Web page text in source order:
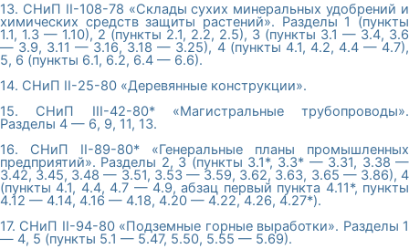
13. СНиП II-108-78 «Склады сухих минеральных удобрений и
химических средств защиты растений». Разделы 1 (пункты
1.1, 1.3 — 1.10), 2 (пункты 2.1, 2.2, 2.5), 3 (пункты 3.1 — 3.4, 3.6
— 3.9, 3.11 — 3.16, 3.18 — 3.25), 4 (пункты 4.1, 4.2, 4.4 — 4.7),
5, 6 (пункты 6.1, 6.2, 6.4 — 6.6).
14. СНиП II-25-80 «Деревянные конструкции».
15. СНиП III-42-80* «Магистральные трубопроводы».
Разделы 4 — 6, 9, 11, 13.
16. СНиП II-89-80* «Генеральные планы промышленных
предприятий». Разделы 2, 3 (пункты 3.1*, 3.3* — 3.31, 3.38 —
3.42, 3.45, 3.48 — 3.51, 3.53 — 3.59, 3.62, 3.63, 3.65 — 3.86), 4
(пункты 4.1, 4.4, 4.7 — 4.9, абзац первый пункта 4.11*, пункты
4.12 — 4.14, 4.16 — 4.18, 4.20 — 4.22, 4.26, 4.27*).
17. СНиП II-94-80 «Подземные горные выработки». Разделы 1
— 4, 5 (пункты 5.1 — 5.47, 5.50, 5.55 — 5.69).